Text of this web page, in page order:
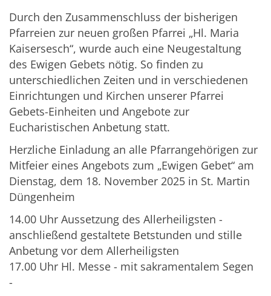
Durch den Zusammenschluss der bisherigen
Pfarreien zur neuen großen Pfarrei „Hl. Maria
Kaisersesch“, wurde auch eine Neugestaltung
des Ewigen Gebets nötig. So finden zu
unterschiedlichen Zeiten und in verschiedenen
Einrichtungen und Kirchen unserer Pfarrei
Gebets-Einheiten und Angebote zur
Eucharistischen Anbetung statt.
Herzliche Einladung an alle Pfarrangehörigen zur
Mitfeier eines Angebots zum „Ewigen Gebet“ am
Dienstag, dem 18. November 2025 in St. Martin
Düngenheim
14.00 Uhr Aussetzung des Allerheiligsten -
anschließend gestaltete Betstunden und stille
Anbetung vor dem Allerheiligsten
17.00 Uhr Hl. Messe - mit sakramentalem Segen
-